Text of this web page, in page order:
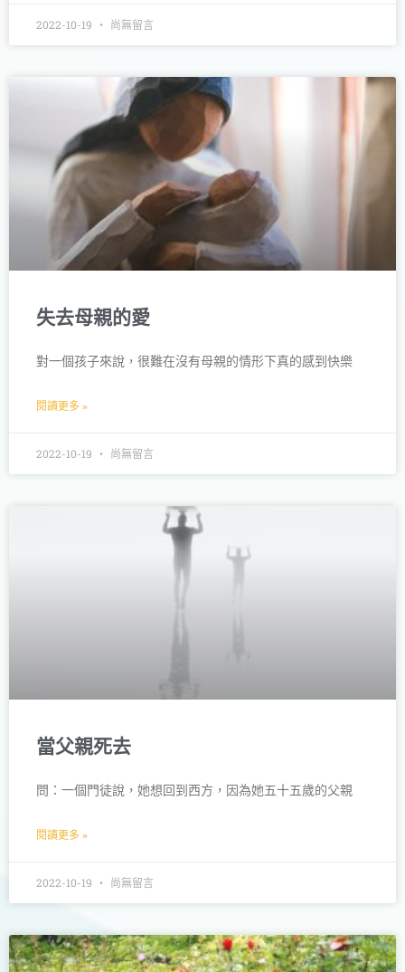
2022-10-19 尚無留言
失去母親的愛
對一個孩子來說，很難在沒有母親的情形下真的感到快樂
閱讀更多 »
2022-10-19 尚無留言
當父親死去
問：一個門徒說，她想回到西方，因為她五十五歲的父親
閱讀更多 »
2022-10-19 尚無留言